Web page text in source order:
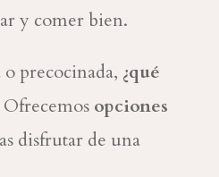
y comer bien.
precocinada, ¿qué
Ofrecemos opciones
disfrutar de una